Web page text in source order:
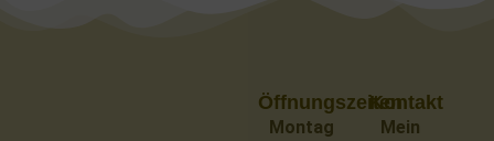
Kontakt
Mein
Öffnungszeiten
Montag